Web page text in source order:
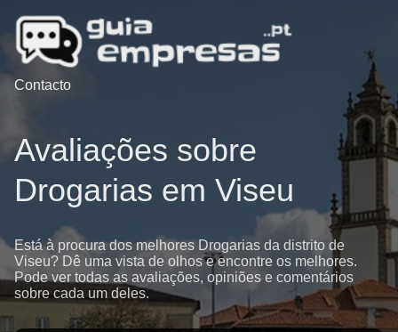
Contacto
Avaliações sobre
Drogarias em Viseu
Está à procura dos melhores Drogarias da distrito de
Viseu? Dê uma vista de olhos e encontre os melhores.
Pode ver todas as avaliações, opiniões e comentários
sobre cada um deles.